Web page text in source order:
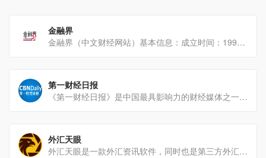
金融界
金融界（中文财经网站）基本信息：成立时间：1999年8月创始人：由美国IDG、新加坡VERTEX等共同投[…]
第一财经日报
《第一财经日报》是中国最具影响力的财经媒体之一，以下是对其的详细介绍：一、基本信息创刊时间：2004年出[…]
外汇天眼
外汇天眼是一款外汇资讯软件，同时也是第三方外汇行业信息服务平台。主要功能：海量平台查询：覆盖全球多个国家地[…]